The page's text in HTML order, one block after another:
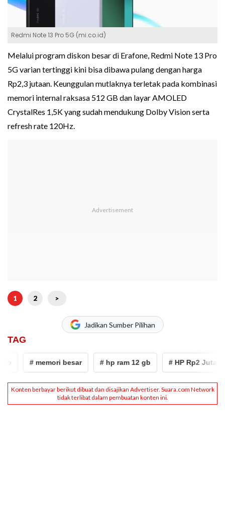
Redmi Note 13 Pro 5G (mi.co.id)
Melalui program diskon besar di Erafone, Redmi Note 13 Pro
5G varian tertinggi kini bisa dibawa pulang dengan harga
Rp2,3 jutaan. Keunggulan mutlaknya terletak pada kombinasi
memori internal raksasa 512 GB dan layar AMOLED
CrystalRes 1,5K yang sudah mendukung Dolby Vision serta
refresh rate 120Hz.
1 2 >
Jadikan Sumber Pilihan
TAG
# memori besar # hp ram 12 gb # HP Rp2 Jutaan